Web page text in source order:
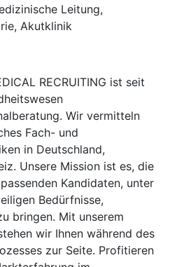
Leitung,
Akutklinik
RECRUITING ist seit
Wir vermitteln
Fach- und
in Deutschland,
Unsere Mission ist es, die
Kandidaten, unter
Bedürfnisse,
bringen. Mit unserem
wir Ihnen während des
zur Seite. Profitieren